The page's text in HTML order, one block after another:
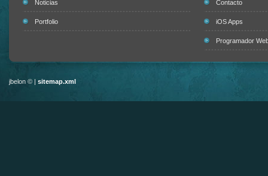
Noticias
Portfolio
Contacto
iOS Apps
Programador
jbelon © | sitemap.xml